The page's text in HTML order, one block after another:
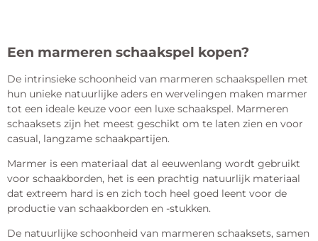
Een marmeren schaakspel kopen?
De intrinsieke schoonheid van marmeren schaakspellen met
hun unieke natuurlijke aders en wervelingen maken marmer
tot een ideale keuze voor een luxe schaakspel. Marmeren
schaaksets zijn het meest geschikt om te laten zien en voor
casual, langzame schaakpartijen.
Marmer is een materiaal dat al eeuwenlang wordt gebruikt
voor schaakborden, het is een prachtig natuurlijk materiaal
dat extreem hard is en zich toch heel goed leent voor de
productie van schaakborden en -stukken.
De natuurlijke schoonheid van marmeren schaaksets, samen